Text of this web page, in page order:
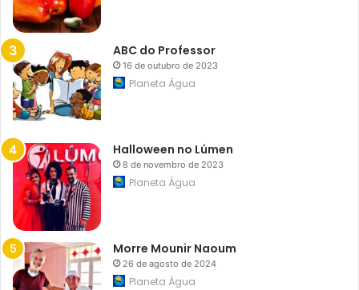
0
o
b
r
a
o
d
v
i
á
o
e
ABC do Professor
16 de outubro de 2023
Planeta Água
Halloween no Lúmen
8 de novembro de 2023
Planeta Água
Morre Mounir Naoum
26 de agosto de 2024
Planeta Água